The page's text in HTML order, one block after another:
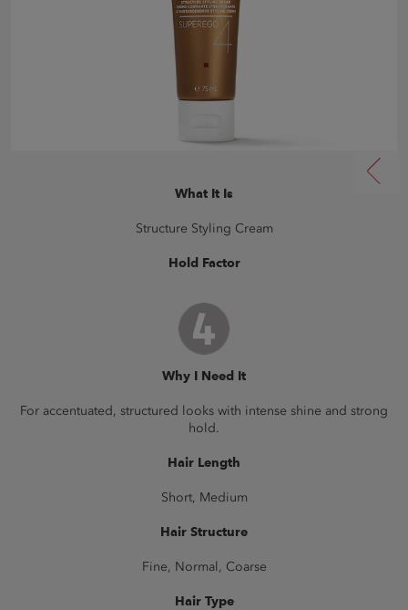
What It Is
Structure Styling Cream
Hold Factor
Why I Need It
For accentuated, structured looks with intense shine and strong
hold.
Hair Length
Short, Medium
Hair Structure
Fine, Normal, Coarse
Hair Type